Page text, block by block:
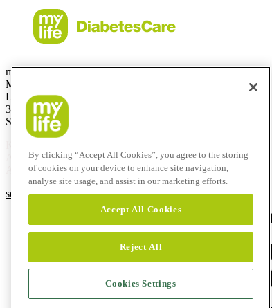
mylife Diabetes Care AG
Markt Schweiz
Lyssachstrasse 40
3400 Burgdorf
Switzerland
Aus der Schweiz:0800 44 11 44
Aus dem Ausland: +41 58 234 71 11
service@mylife-diabetescare.ch
By clicking “Accept All Cookies”, you agree to the storing
of cookies on your device to enhance site navigation,
analyse site usage, and assist in our marketing efforts.
Accept All Cookies
Reject All
Cookies Settings